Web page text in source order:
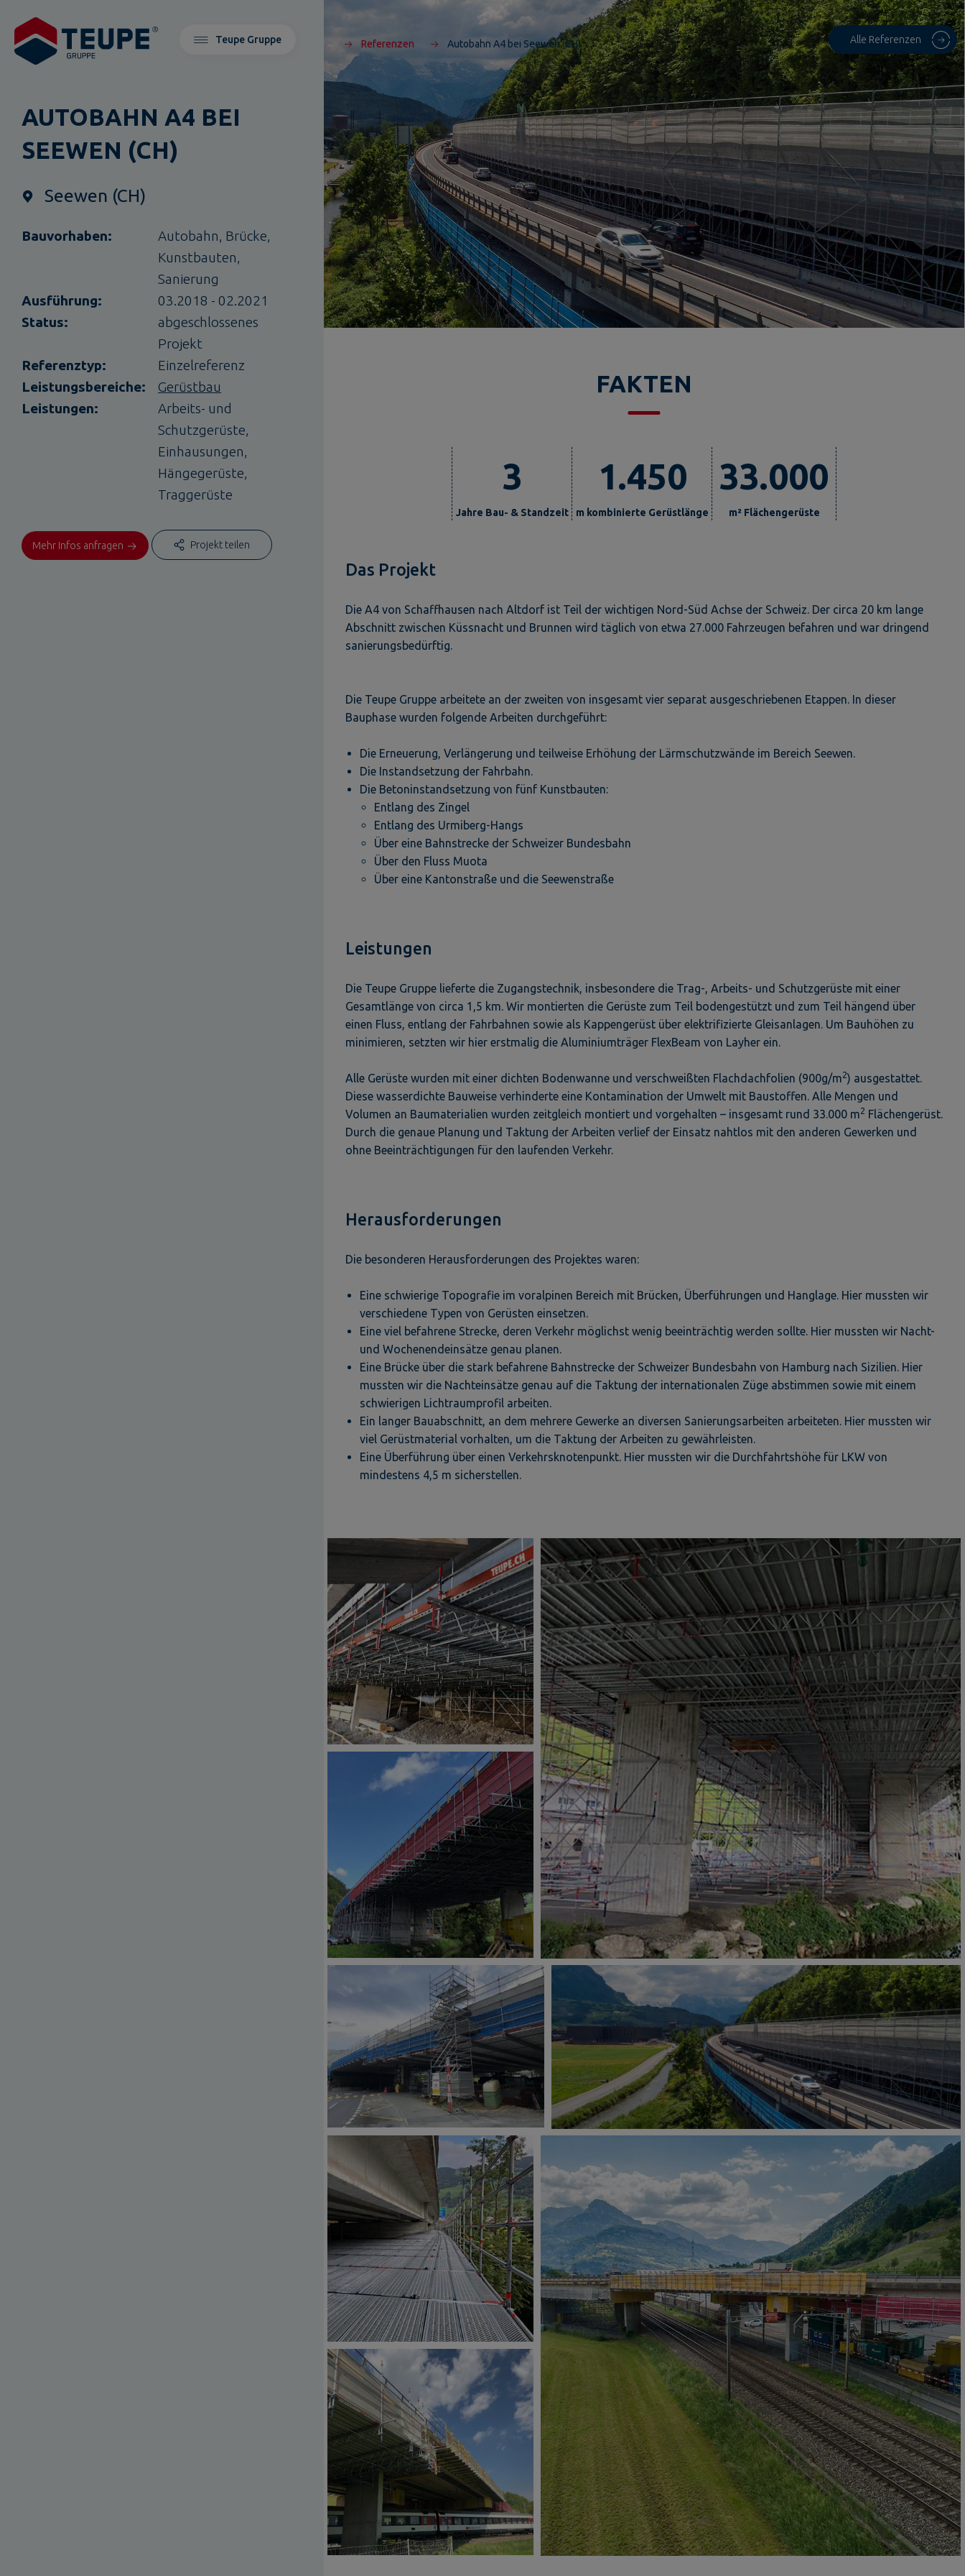
Teupe Gruppe Alle Referenzen
AUTOBAHN A4 BEI
SEEWEN (CH)
Seewen (CH)
Bauvorhaben: Autobahn, Brücke,
Kunstbauten,
Sanierung
Ausführung:
03.2018 - 02.2021
Status:
abgeschlossenes
Projekt
Referenztyp:
Einzelreferenz
Leistungsbereiche:
Gerüstbau
Leistungen:
Arbeits- und
Schutzgerüste,
Einhausungen,
Hängegerüste,
Traggerüste
Mehr Infos anfragen Projekt teilen
Referenzen Autobahn A4 bei Seewen (CH)
FAKTEN
3
Jahre Bau- & Standzeit
1.450
m kombinierte Gerüstlänge
33.000
m² Flächengerüste
Das Projekt
Die A4 von Schaffhausen nach Altdorf ist Teil der wichtigen Nord-Süd Achse der Schweiz. Der circa 20 km lange
Abschnitt zwischen Küssnacht und Brunnen wird täglich von etwa 27.000 Fahrzeugen befahren und war dringend
sanierungsbedürftig.
Die Teupe Gruppe arbeitete an der zweiten von insgesamt vier separat ausgeschriebenen Etappen. In dieser
Bauphase wurden folgende Arbeiten durchgeführt:
Die Erneuerung, Verlängerung und teilweise Erhöhung der Lärmschutzwände im Bereich Seewen.
Die Instandsetzung der Fahrbahn.
Die Betoninstandsetzung von fünf Kunstbauten:
Entlang des Zingel
Entlang des Urmiberg-Hangs
Über eine Bahnstrecke der Schweizer Bundesbahn
Über den Fluss Muota
Über eine Kantonstraße und die Seewenstraße
Leistungen
Die Teupe Gruppe lieferte die Zugangstechnik, insbesondere die Trag-, Arbeits- und Schutzgerüste mit einer
Gesamtlänge von circa 1,5 km. Wir montierten die Gerüste zum Teil bodengestützt und zum Teil hängend über
einen Fluss, entlang der Fahrbahnen sowie als Kappengerüst über elektrifizierte Gleisanlagen. Um Bauhöhen zu
minimieren, setzten wir hier erstmalig die Aluminiumträger FlexBeam von Layher ein.
Alle Gerüste wurden mit einer dichten Bodenwanne und verschweißten Flachdachfolien (900g/m2) ausgestattet.
Diese wasserdichte Bauweise verhinderte eine Kontamination der Umwelt mit Baustoffen. Alle Mengen und
Volumen an Baumaterialien wurden zeitgleich montiert und vorgehalten – insgesamt rund 33.000 m2 Flächengerüst.
Durch die genaue Planung und Taktung der Arbeiten verlief der Einsatz nahtlos mit den anderen Gewerken und
ohne Beeinträchtigungen für den laufenden Verkehr.
Herausforderungen
Die besonderen Herausforderungen des Projektes waren:
Eine schwierige Topografie im voralpinen Bereich mit Brücken, Überführungen und Hanglage. Hier mussten wir
verschiedene Typen von Gerüsten einsetzen.
Eine viel befahrene Strecke, deren Verkehr möglichst wenig beeinträchtig werden sollte. Hier mussten wir Nacht-
und Wochenendeinsätze genau planen.
Eine Brücke über die stark befahrene Bahnstrecke der Schweizer Bundesbahn von Hamburg nach Sizilien. Hier
mussten wir die Nachteinsätze genau auf die Taktung der internationalen Züge abstimmen sowie mit einem
schwierigen Lichtraumprofil arbeiten.
Ein langer Bauabschnitt, an dem mehrere Gewerke an diversen Sanierungsarbeiten arbeiteten. Hier mussten wir
viel Gerüstmaterial vorhalten, um die Taktung der Arbeiten zu gewährleisten.
Eine Überführung über einen Verkehrsknotenpunkt. Hier mussten wir die Durchfahrtshöhe für LKW von
mindestens 4,5 m sicherstellen.